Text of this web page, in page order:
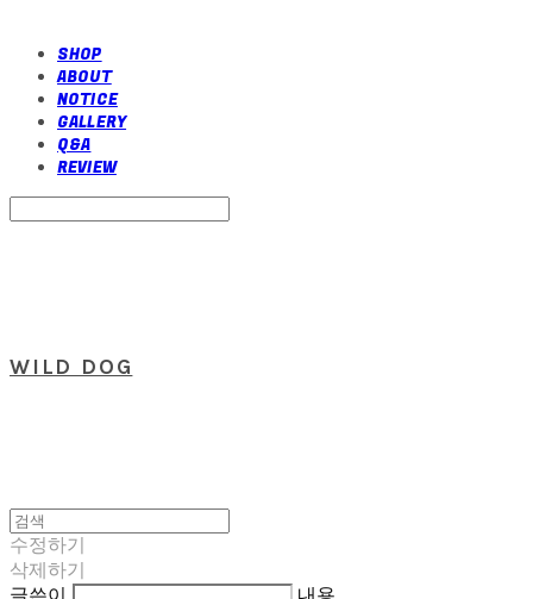
SHOP
ABOUT
NOTICE
GALLERY
Q&A
REVIEW
WILD DOG
수정하기
삭제하기